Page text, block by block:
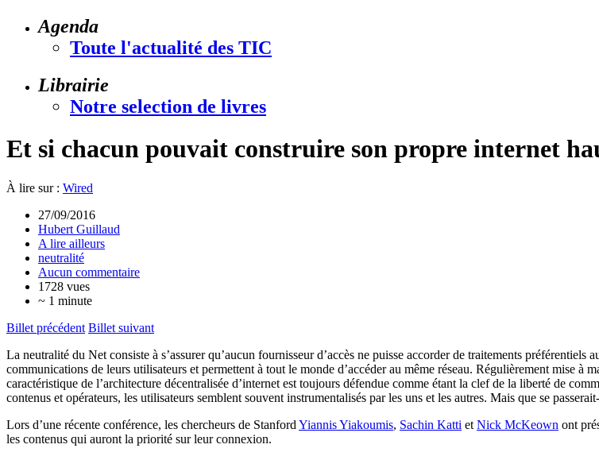
Agenda
Toute l'actualité des TIC
Librairie
Notre selection de livres
Et si chacun pouvait construire son propre internet
À lire sur : Wired
27/09/2016
Hubert Guillaud
A lire ailleurs
neutralité
Aucun commentaire
1728 vues
~ 1 minute
Billet précédent Billet suivant
La neutralité du Net consiste à s’assurer qu’aucun fournisseur d’accès ne puisse accorder de traitements
communications de leurs utilisateurs et permettent à tout le monde d’accéder au même réseau. Régulièrement mise à
caractéristique de l’architecture décentralisée d’internet est toujours défendue comme étant la clef de la liberté de
contenus et opérateurs, les utilisateurs semblent souvent instrumentalisés par les uns et les autres. Mais que se
Lors d’une récente conférence, les chercheurs de Stanford Yiannis Yiakoumis, Sachin Katti et Nick McKeown ont
les contenus qui auront la priorité sur leur connexion.